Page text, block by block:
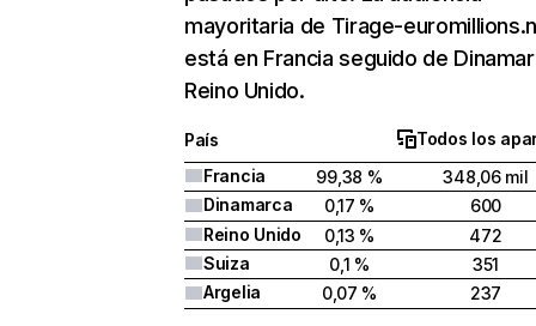
mayoritaria de Tirage-
está en Francia seguido de
Reino Unido.
País
Todos los
Francia
99,38 %
348,06 mil
Dinamarca
0,17 %
600
Reino Unido
0,13 %
472
Suiza
0,1 %
351
Argelia
0,07 % 237